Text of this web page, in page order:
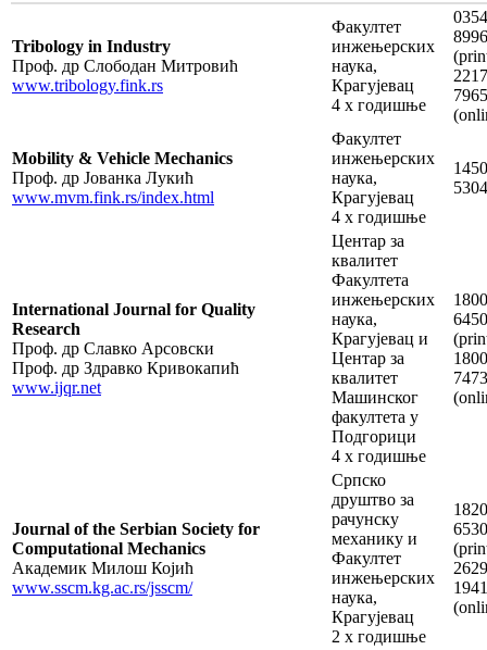
Tribology in Industry
Проф. др Слободан Митровић
www.tribology.fink.rs
Факултет
инжењерских
наука,
Крагујевац
4 х годишње
8996
7965
Mobility & Vehicle Mechanics
Проф. др Јованка Лукић
www.mvm.fink.rs/index.html
Факултет
инжењерских
наука,
Крагујевац
4 х годишње
5304
International Journal for Quality
Research
Проф. др Славко Арсовски
Проф. др Здравко Кривокапић
www.ijqr.net
Центар за
квалитет
Факултета
инжењерских
наука,
Крагујевац и
Центар за
квалитет
Машинског
факултета у
Подгорици
4 x годишње
6450
7473
Journal of the Serbian Society for
Computational Mechanics
Академик Милош Којић
www.sscm.kg.ac.rs/jsscm/
Српско
друштво за
рачунску
механику и
Факултет
инжењерских
наука,
Крагујевац
2 x годишње
6530
1941